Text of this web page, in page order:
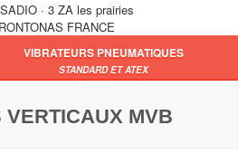
· 3 ZA les prairies
FRANCE
VIBRATEURS PNEUMATIQUES
STANDARD ET ATEX
VERTICAUX MVB